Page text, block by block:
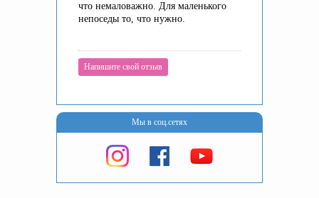
что немаловажно. Для маленького
непоседы то, что нужно.
Напишите свой отзыв
Мы в соц.сетях